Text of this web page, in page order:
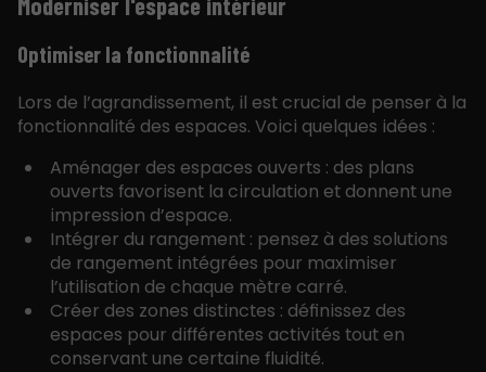
Optimiser la fonctionnalité
Lors de l’agrandissement, il est crucial de penser à la
fonctionnalité des espaces. Voici quelques idées :
Aménager des espaces ouverts : des plans
ouverts favorisent la circulation et donnent une
impression d’espace.
Intégrer du rangement : pensez à des solutions
de rangement intégrées pour maximiser
l’utilisation de chaque mètre carré.
Créer des zones distinctes : définissez des
espaces pour différentes activités tout en
conservant une certaine fluidité.